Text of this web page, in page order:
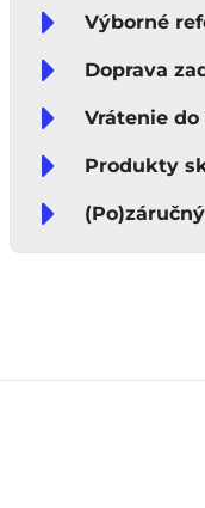
Výborné
Doprava
Vrátenie do
Produkty